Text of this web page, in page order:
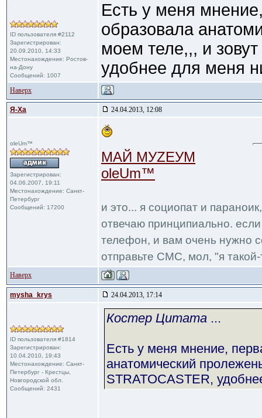
ID пользователя #2112
Зарегистрирован:
20.09.2010, 14:33
Местонахождение: Ростов-
на-Дону
Сообщений: 1007
Есть у меня
образовала
моем теле,,, и
удобнее для меня
Наверх
Я-Ха 24.04.2013, 12:08
oleUm™
Зарегистрирован:
04.06.2007, 19:11
Местонахождение: Санкт-
Петербург
Сообщений: 17200
МАЙ МУZЕУМ
oleUm™
и это... я социопат и
отвечаю принципиально.
телефон, и вам очень нужно
отправьте СМС, мол, "я такой-
Наверх
mysha_krys 24.04.2013, 17:14
ID пользователя #1814
Зарегистрирован:
10.04.2010, 19:43
Местонахождение: Санкт-
Петербург - Крестцы,
Новгородской обл.
Сообщений: 2431
Костер Цитата ...
Есть у меня мнение,
анатомический
STRATOCASTER,